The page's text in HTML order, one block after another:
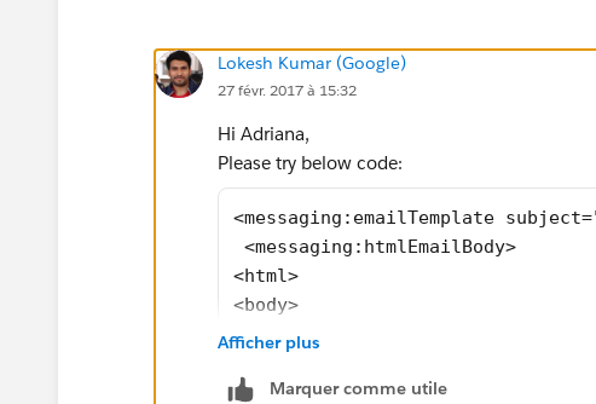
Lokesh Kumar (Google)
27 févr. 2017 à 15:32
Hi Adriana,
Please try below code:
<messaging:emailTemplate
<messaging:htmlEmailBody>
<html>
<body>
<p> Dear
<p>
<p> -Previous Job Number or
Afficher plus
Marquer comme utile